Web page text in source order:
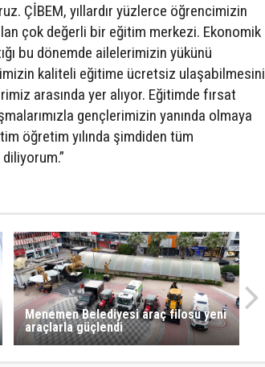
ÇİBEM, yıllardır yüzlerce öğrencimizin
çok değerli bir eğitim merkezi. Ekonomik
bu dönemde ailelerimizin yükünü
kaliteli eğitime ücretsiz ulaşabilmesini
arasında yer alıyor. Eğitimde fırsat
gençlerimizin yanında olmaya
öğretim yılında şimdiden tüm
Menemen Belediyesi araç filosu yeni
araçlarla güçlendi